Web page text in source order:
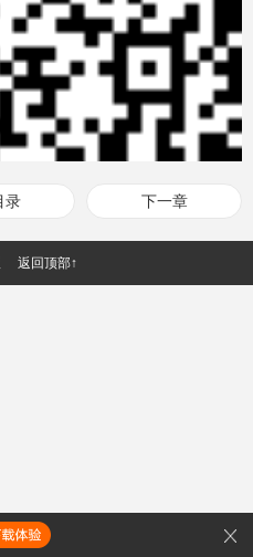
录 下一章
返回顶部↑